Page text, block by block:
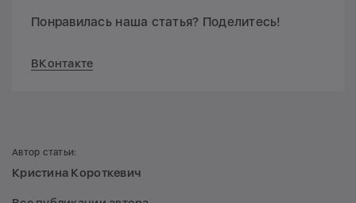
Понравилась наша статья? Поделитесь!
ВКонтакте
Автор статьи:
Кристина Короткевич